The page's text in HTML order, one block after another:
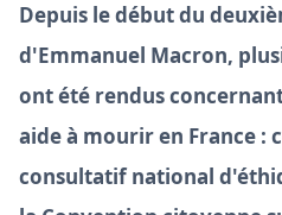
Depuis le début du
d'Emmanuel Macron,
ont été rendus
aide à mourir en France :
consultatif national